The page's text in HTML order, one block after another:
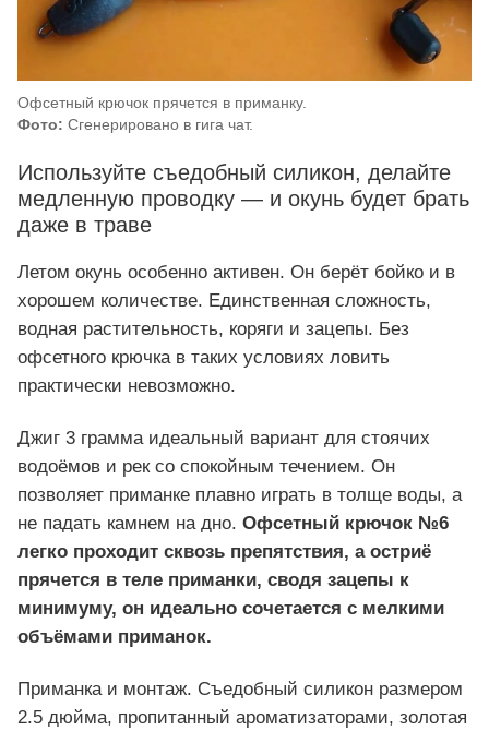
Офсетный крючок прячется в приманку.
Фото: Сгенерировано в гига чат.
Используйте съедобный силикон, делайте
медленную проводку — и окунь будет брать
даже в траве
Летом окунь особенно активен. Он берёт бойко и в
хорошем количестве. Единственная сложность,
водная растительность, коряги и зацепы. Без
офсетного крючка в таких условиях ловить
практически невозможно.
Джиг 3 грамма идеальный вариант для стоячих
водоёмов и рек со спокойным течением. Он
позволяет приманке плавно играть в толще воды, а
не падать камнем на дно. Офсетный крючок №6
легко проходит сквозь препятствия, а остриё
прячется в теле приманки, сводя зацепы к
минимуму, он идеально сочетается с мелкими
объёмами приманок.
Приманка и монтаж. Съедобный силикон размером
2.5 дюйма, пропитанный ароматизаторами, золотая